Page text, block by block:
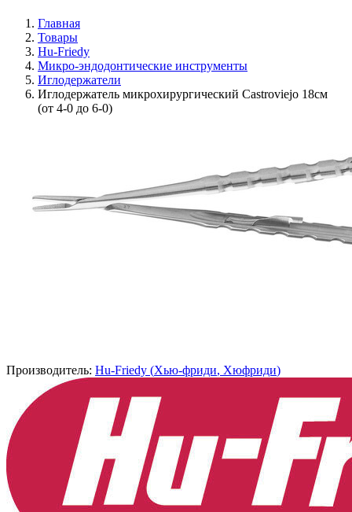
Главная
Товары
Hu-Friedy
Микро-эндодонтические инструменты
Иглодержатели
Иглодержатель микрохирургический Castroviejo 18см
(от 4-0 до 6-0)
Производитель: Hu-Friedy (Хью-фриди, Хюфриди)